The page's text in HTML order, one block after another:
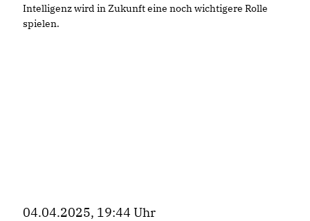
Intelligenz wird in Zukunft eine noch wichtigere Rolle
spielen.
04.04.2025, 19:44 Uhr